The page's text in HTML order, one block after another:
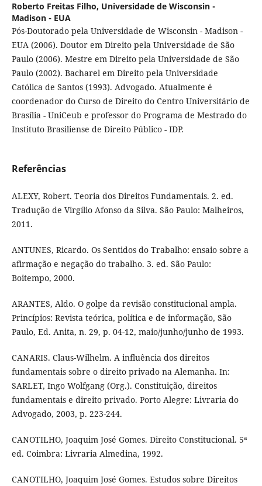
Roberto Freitas Filho, Universidade de Wisconsin -
Madison - EUA
Pós-Doutorado pela Universidade de Wisconsin - Madison -
EUA (2006). Doutor em Direito pela Universidade de São
Paulo (2006). Mestre em Direito pela Universidade de São
Paulo (2002). Bacharel em Direito pela Universidade
Católica de Santos (1993). Advogado. Atualmente é
coordenador do Curso de Direito do Centro Universitário de
Brasília - UniCeub e professor do Programa de Mestrado do
Instituto Brasiliense de Direito Público - IDP.
Referências
ALEXY, Robert. Teoria dos Direitos Fundamentais. 2. ed.
Tradução de Virgílio Afonso da Silva. São Paulo: Malheiros,
2011.
ANTUNES, Ricardo. Os Sentidos do Trabalho: ensaio sobre a
afirmação e negação do trabalho. 3. ed. São Paulo:
Boitempo, 2000.
ARANTES, Aldo. O golpe da revisão constitucional ampla.
Princípios: Revista teórica, política e de informação, São
Paulo, Ed. Anita, n. 29, p. 04-12, maio/junho/junho de 1993.
CANARIS. Claus-Wilhelm. A influência dos direitos
fundamentais sobre o direito privado na Alemanha. In:
SARLET, Ingo Wolfgang (Org.). Constituição, direitos
fundamentais e direito privado. Porto Alegre: Livraria do
Advogado, 2003, p. 223-244.
CANOTILHO, Joaquim José Gomes. Direito Constitucional. 5ª
ed. Coimbra: Livraria Almedina, 1992.
CANOTILHO, Joaquim José Gomes. Estudos sobre Direitos